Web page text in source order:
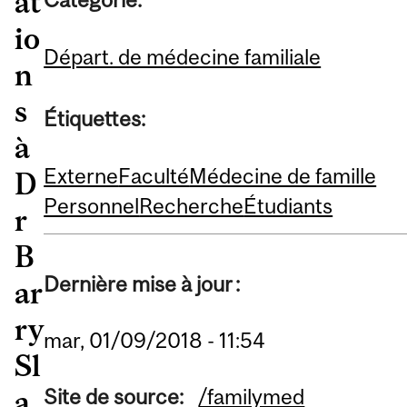
io
n
s
à
D
r
B
ar
ry
Sl
Départ. de médecine familiale
Étiquettes:
ExterneFacultéMédecine de famille
PersonnelRechercheÉtudiants
Dernière mise à jour :
mar, 01/09/2018 - 11:54
Site de source: /familymed